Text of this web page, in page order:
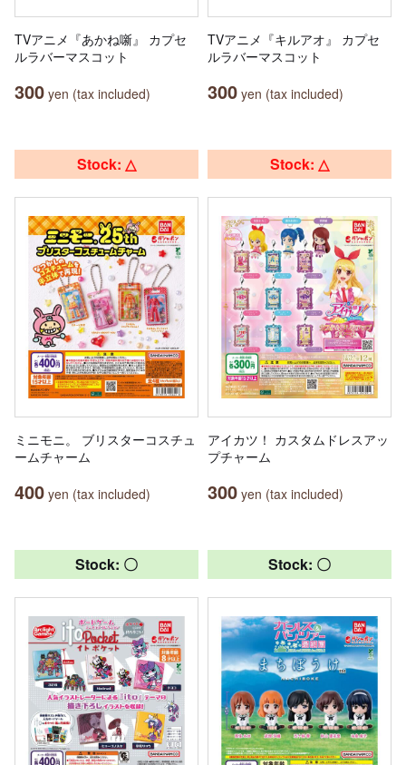
TVアニメ『あかね噺』 カプセ
ルラバーマスコット
300 yen (tax included)
TVアニメ『キルアオ』 カプセ
ルラバーマスコット
300 yen (tax included)
Stock: △
ミニモニ。 ブリスターコスチュ
ームチャーム
400 yen (tax included)
Stock: △
アイカツ！ カスタムドレスアッ
プチャーム
300 yen (tax included)
Stock: 〇 Stock: 〇